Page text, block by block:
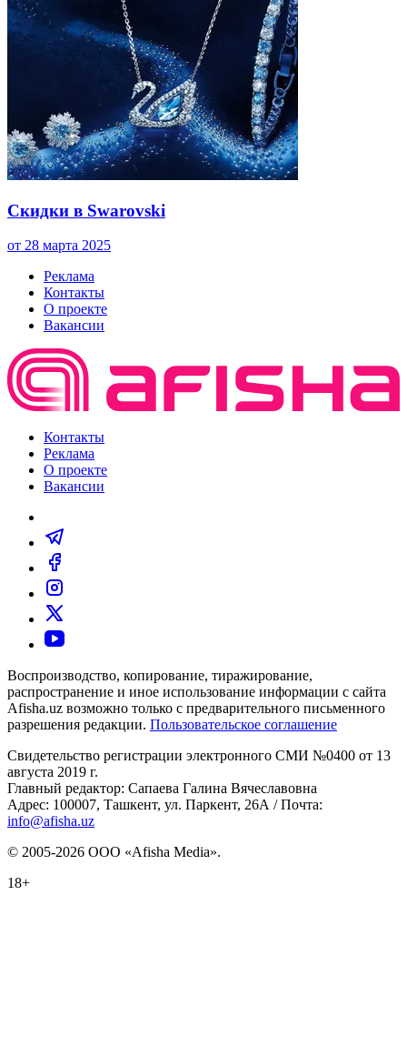
Скидки в Swarovski
от 28 марта 2025
Реклама
Контакты
О проекте
Вакансии
Контакты
Реклама
О проекте
Вакансии
Воспроизводство, копирование, тиражирование,
распространение и иное использование информации с сайта
Afisha.uz возможно только с предварительного письменного
разрешения редакции. Пользовательское соглашение
Свидетельство регистрации электронного СМИ №0400 от 13
августа 2019 г.
Главный редактор: Сапаева Галина Вячеславовна
Адрес: 100007, Ташкент, ул. Паркент, 26А / Почта:
info@afisha.uz
© 2005-2026 ООО «Afisha Media».
18+